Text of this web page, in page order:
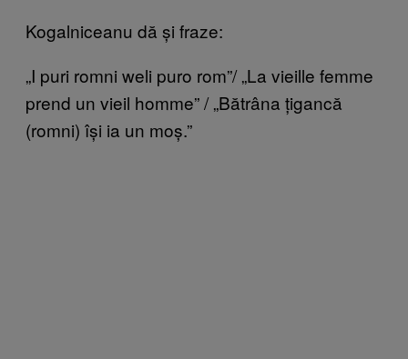
Kogalniceanu dă și fraze:
„I puri romni weli puro rom”/ „La vieille femme
prend un vieil homme” / „Bătrâna țigancă
(romni) își ia un moș.”